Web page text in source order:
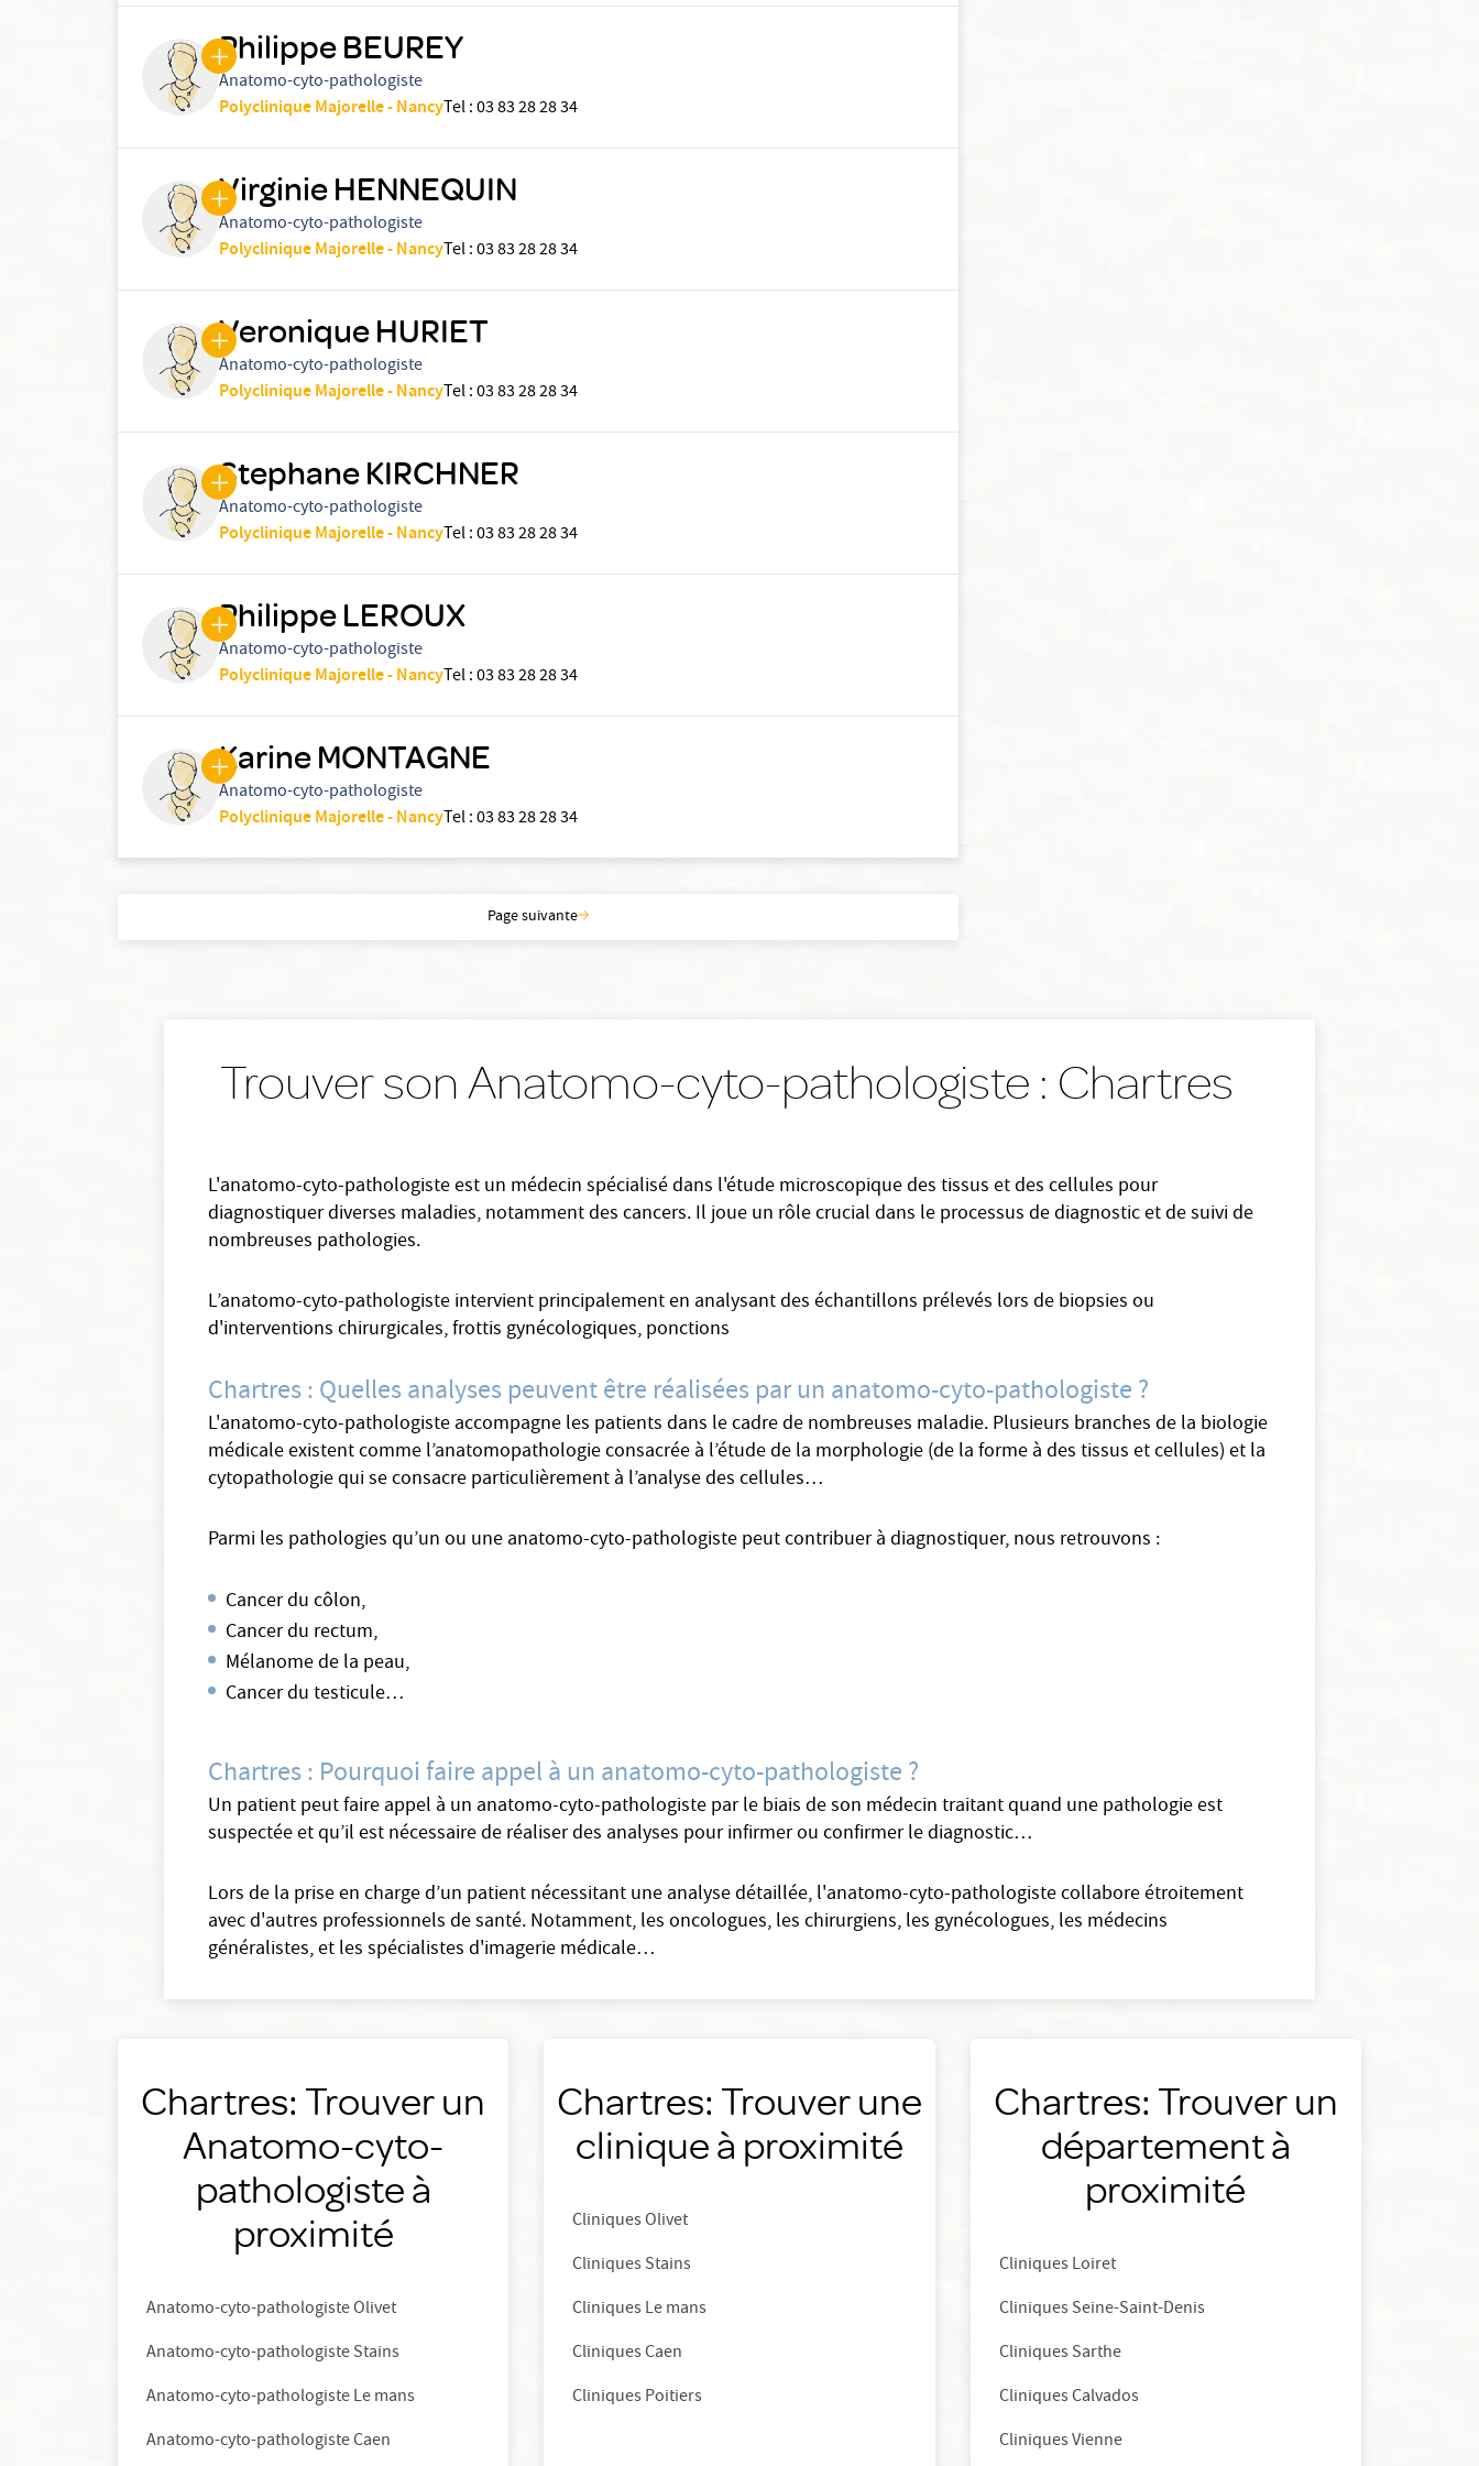
Philippe BEUREY
Anatomo-cyto-pathologiste
Polyclinique Majorelle - NancyTel:03 83 28 28 34
Virginie HENNEQUIN
Anatomo-cyto-pathologiste
Polyclinique Majorelle - NancyTel:03 83 28 28 34
Veronique HURIET
Anatomo-cyto-pathologiste
Polyclinique Majorelle - NancyTel:03 83 28 28 34
Stephane KIRCHNER
Anatomo-cyto-pathologiste
Polyclinique Majorelle - NancyTel:03 83 28 28 34
Philippe LEROUX
Anatomo-cyto-pathologiste
Polyclinique Majorelle - NancyTel:03 83 28 28 34
Karine MONTAGNE
Anatomo-cyto-pathologiste
Polyclinique Majorelle - NancyTel:03 83 28 28 34
Page suivante
Trouver son Anatomo-cyto-pathologiste : Chartres
L'anatomo-cyto-pathologiste est un médecin spécialisé dans l'étude microscopique des tissus et des cellules pour
diagnostiquer diverses maladies, notamment des cancers. Il joue un rôle crucial dans le processus de diagnostic et de suivi de
nombreuses pathologies.
L’anatomo-cyto-pathologiste intervient principalement en analysant des échantillons prélevés lors de biopsies ou
d'interventions chirurgicales, frottis gynécologiques, ponctions
Chartres : Quelles analyses peuvent être réalisées par un anatomo-cyto-pathologiste ?
L'anatomo-cyto-pathologiste accompagne les patients dans le cadre de nombreuses maladie. Plusieurs branches de la biologie
médicale existent comme l’anatomopathologie consacrée à l’étude de la morphologie (de la forme à des tissus et cellules) et la
cytopathologie qui se consacre particulièrement à l’analyse des cellules…
Parmi les pathologies qu’un ou une anatomo-cyto-pathologiste peut contribuer à diagnostiquer, nous retrouvons :
Cancer du côlon,
Cancer du rectum,
Mélanome de la peau,
Cancer du testicule…
Chartres : Pourquoi faire appel à un anatomo-cyto-pathologiste ?
Un patient peut faire appel à un anatomo-cyto-pathologiste par le biais de son médecin traitant quand une pathologie est
suspectée et qu’il est nécessaire de réaliser des analyses pour infirmer ou confirmer le diagnostic…
Lors de la prise en charge d’un patient nécessitant une analyse détaillée, l'anatomo-cyto-pathologiste collabore étroitement
avec d'autres professionnels de santé. Notamment, les oncologues, les chirurgiens, les gynécologues, les médecins
généralistes, et les spécialistes d'imagerie médicale…
Chartres: Trouver un
Anatomo-cyto-
pathologiste à
proximité
Anatomo-cyto-pathologiste Olivet
Anatomo-cyto-pathologiste Stains
Anatomo-cyto-pathologiste Le mans
Anatomo-cyto-pathologiste Caen
Chartres: Trouver une
clinique à proximité
Cliniques Olivet
Cliniques Stains
Cliniques Le mans
Cliniques Caen
Cliniques Poitiers
Chartres: Trouver un
département à
proximité
Cliniques Loiret
Cliniques Seine-Saint-Denis
Cliniques Sarthe
Cliniques Calvados
Cliniques Vienne